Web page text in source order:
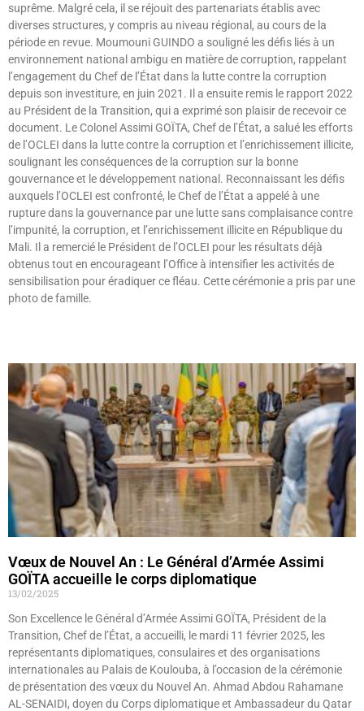
suprême. Malgré cela, il se réjouit des partenariats établis avec
diverses structures, y compris au niveau régional, au cours de la
période en revue. Moumouni GUINDO a souligné les défis liés à un
environnement national ambigu en matière de corruption, rappelant
l’engagement du Chef de l’État dans la lutte contre la corruption
depuis son investiture, en juin 2021. Il a ensuite remis le rapport 2022
au Président de la Transition, qui a exprimé son plaisir de recevoir ce
document. Le Colonel Assimi GOÏTA, Chef de l’État, a salué les efforts
de l’OCLEI dans la lutte contre la corruption et l’enrichissement illicite,
soulignant les conséquences de la corruption sur la bonne
gouvernance et le développement national. Reconnaissant les défis
auxquels l’OCLEI est confronté, le Chef de l’État a appelé à une
rupture dans la gouvernance par une lutte sans complaisance contre
l’impunité, la corruption, et l’enrichissement illicite en République du
Mali. Il a remercié le Président de l’OCLEI pour les résultats déjà
obtenus tout en encourageant l’Office à intensifier les activités de
sensibilisation pour éradiquer ce fléau. Cette cérémonie a pris par une
photo de famille.
Vœux de Nouvel An : Le Général d’Armée Assimi
GOÏTA accueille le corps diplomatique
13/02/2025
Son Excellence le Général d’Armée Assimi GOÏTA, Président de la
Transition, Chef de l’État, a accueilli, le mardi 11 février 2025, les
représentants diplomatiques, consulaires et des organisations
internationales au Palais de Koulouba, à l’occasion de la cérémonie
de présentation des vœux du Nouvel An. Ahmad Abdou Rahamane
AL-SENAIDI, doyen du Corps diplomatique et Ambassadeur du Qatar